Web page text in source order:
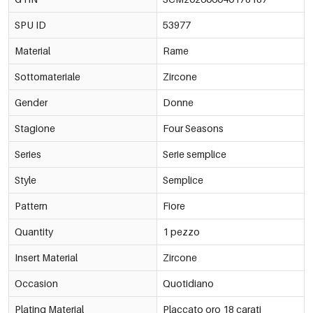
€1,35
SPU ID 53977
Material Rame
Sottomateriale Zircone
Gender Donne
Stagione Four Seasons
Series Serie semplice
Style Semplice
Pattern Fiore
Quantity 1 pezzo
Insert Material Zircone
Occasion Quotidiano
Plating Material Placcato oro 18 carati